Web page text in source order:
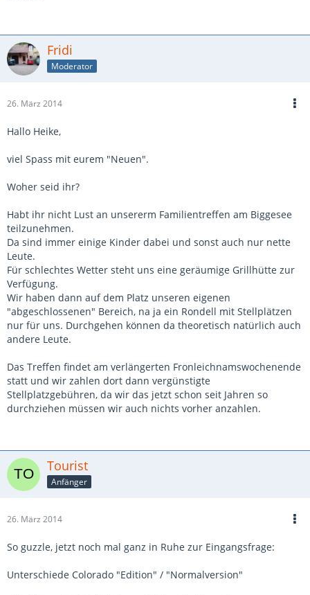
Fridi
Moderator
26. März 2014
Hallo Heike,
viel Spass mit eurem "Neuen".
Woher seid ihr?
Habt ihr nicht Lust an unsererm Familientreffen am Biggesee
teilzunehmen.
Da sind immer einige Kinder dabei und sonst auch nur nette
Leute.
Für schlechtes Wetter steht uns eine geräumige Grillhütte zur
Verfügung.
Wir haben dann auf dem Platz unseren eigenen
"abgeschlossenen" Bereich, na ja ein Rondell mit Stellplätzen
nur für uns. Durchgehen können da theoretisch natürlich auch
andere Leute.
Das Treffen findet am verlängerten Fronleichnamswochenende
statt und wir zahlen dort dann vergünstigte
Stellplatzgebühren, da wir das jetzt schon seit Jahren so
durchziehen müssen wir auch nichts vorher anzahlen.
Tourist
Anfänger
26. März 2014
So guzzle, jetzt noch mal ganz in Ruhe zur Eingangsfrage:
Unterschiede Colorado "Edition" / "Normalversion"